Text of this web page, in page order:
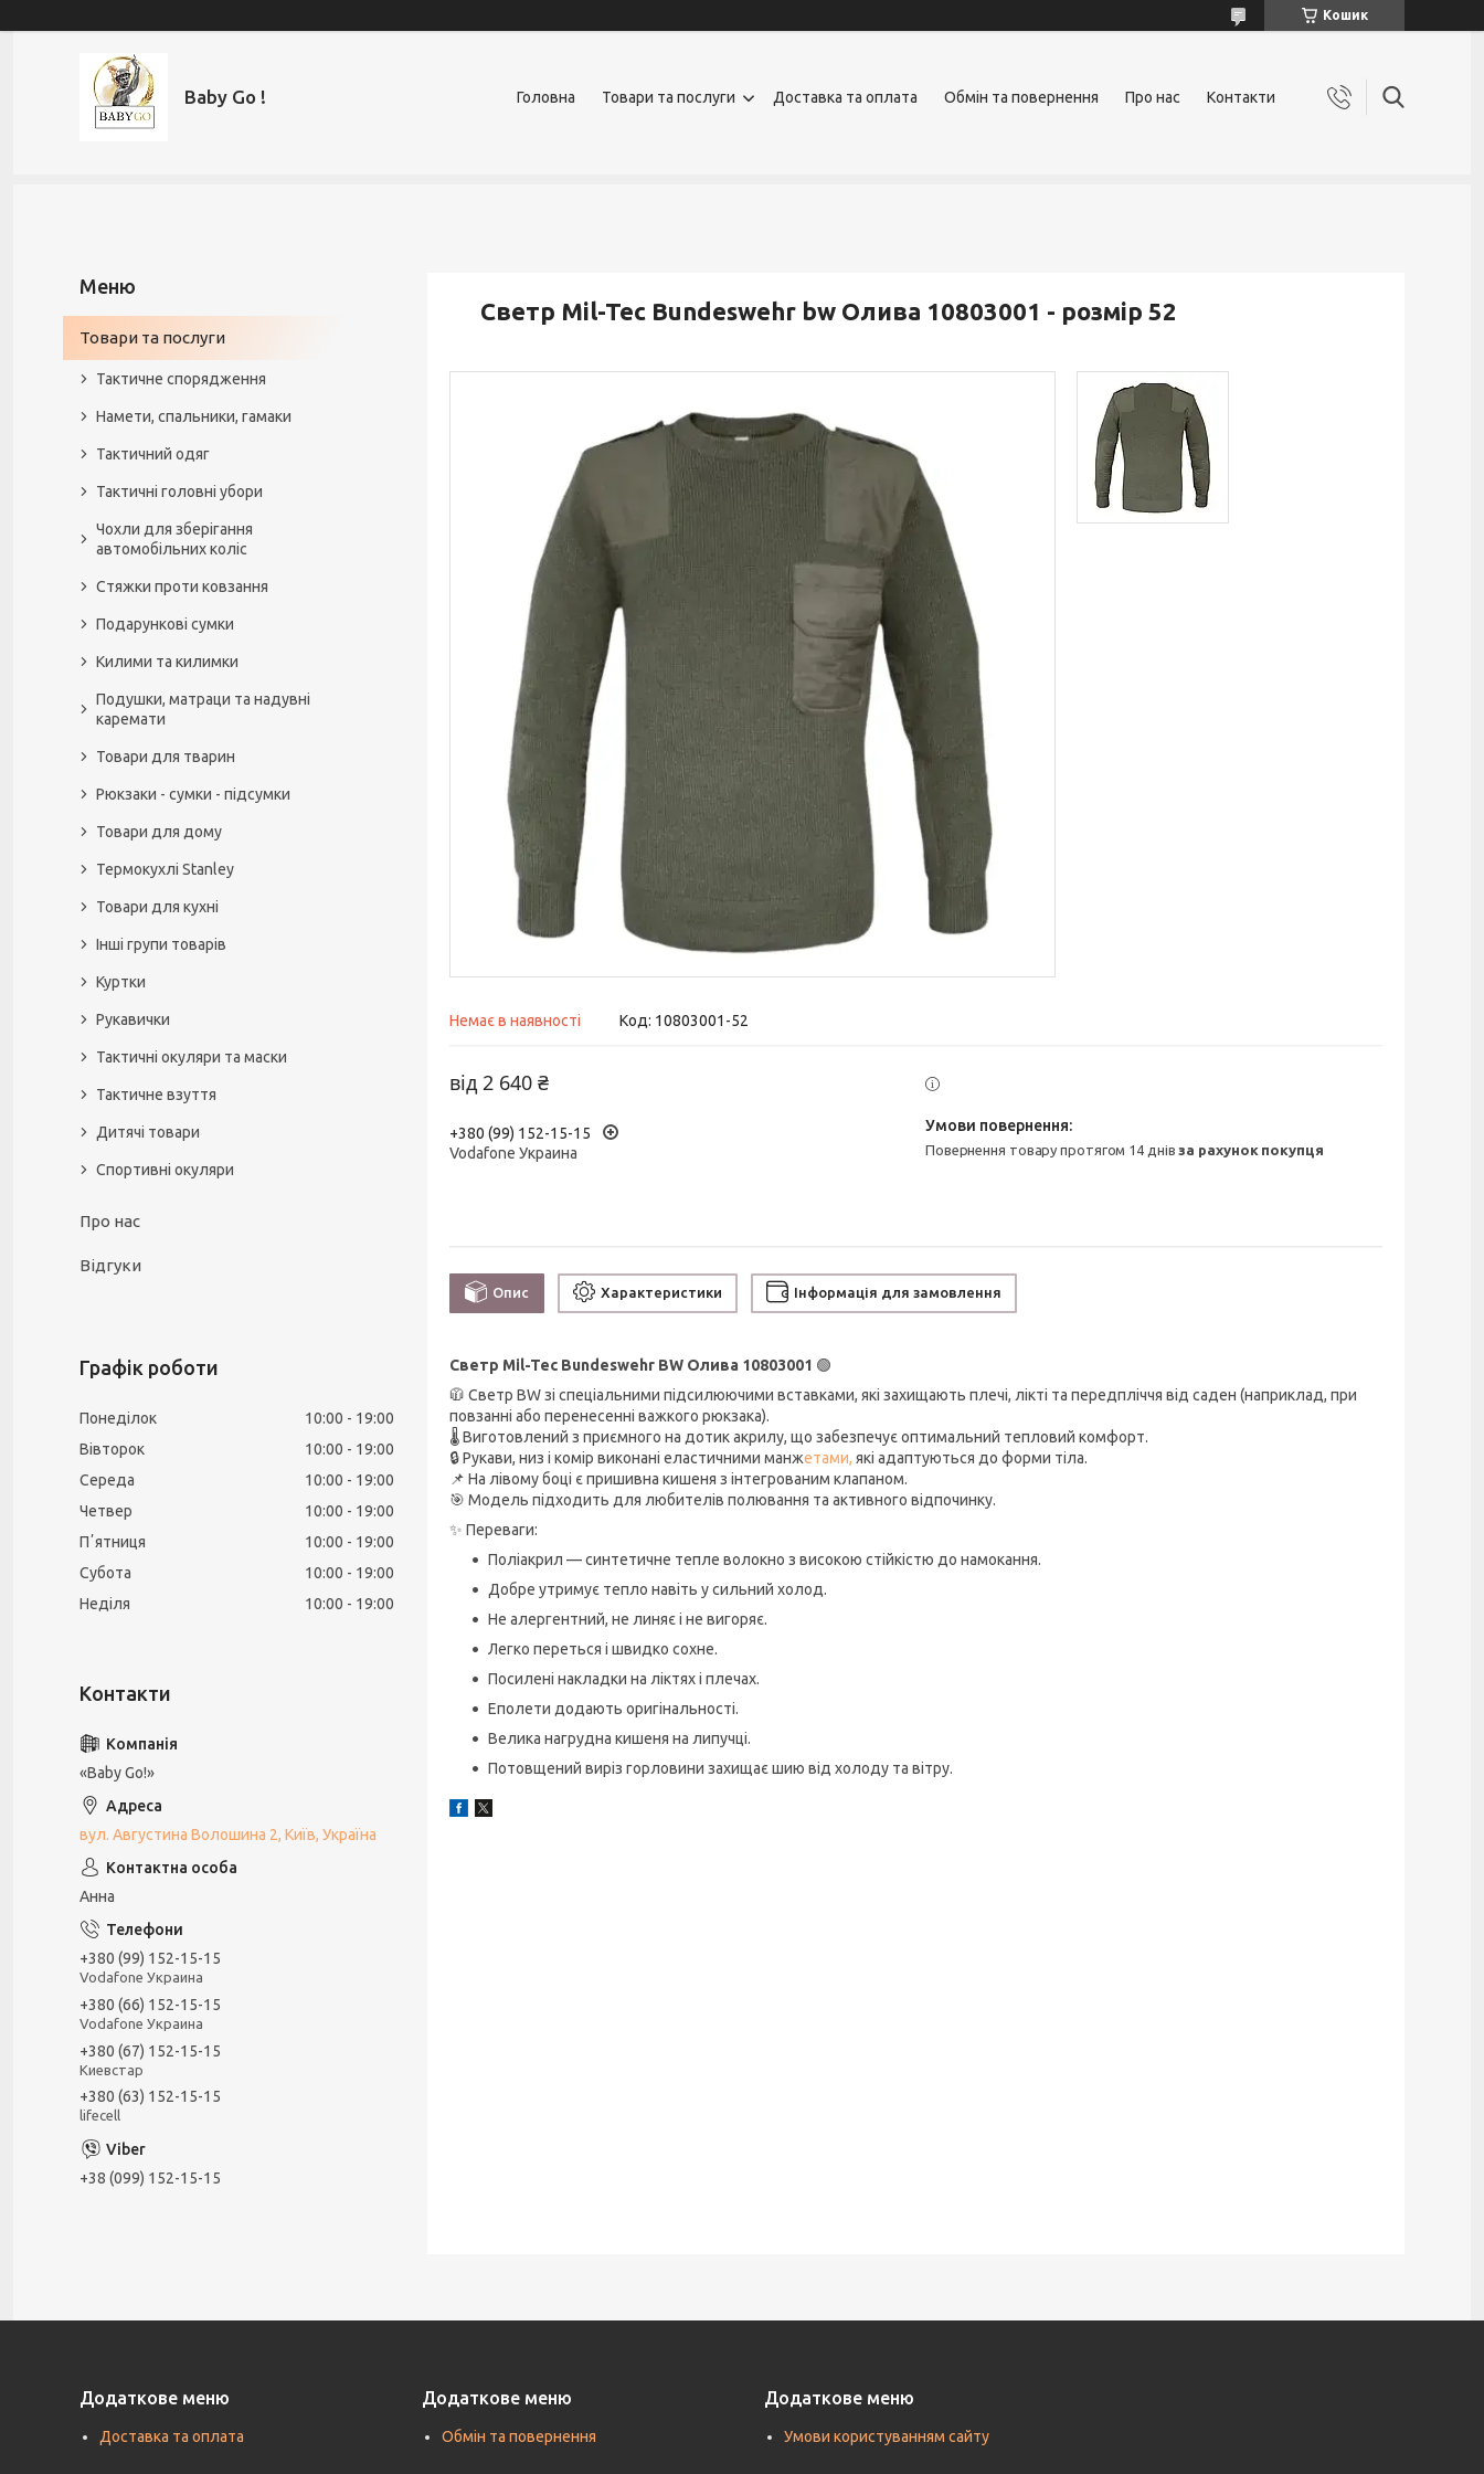
Кошик
Baby Go ! Головна Товари та послуги Доставка та оплата Обмін та повернення Про нас Контакти
Светр Mil-Tec Bundeswehr bw Олива 10803001 - розмір 52
Немає в наявності Код: 10803001-52
від 2 640 ₴
+380 (99) 152-15-15
Vodafone Украина
повернення товару протягом 14 днівза рахунок покупця
Опис Характеристики Інформація для замовлення
Светр Mil-Tec Bundeswehr BW Олива 10803001 🟢
🧥 Светр BW зі спеціальними підсилюючими вставками, які захищають плечі, лікті та передпліччя від саден (наприклад, при
повзанні або перенесенні важкого рюкзака).
🌡️ Виготовлений з приємного на дотик акрилу, що забезпечує оптимальний тепловий комфорт.
🔒 Рукави, низ і комір виконані еластичними манжетами, які адаптуються до форми тіла.
📌 На лівому боці є пришивна кишеня з інтегрованим клапаном.
🎯 Модель підходить для любителів полювання та активного відпочинку.
✨ Переваги:
Поліакрил — синтетичне тепле волокно з високою стійкістю до намокання.
Добре утримує тепло навіть у сильний холод.
Не алергентний, не линяє і не вигоряє.
Легко переться і швидко сохне.
Посилені накладки на ліктях і плечах.
Еполети додають оригінальності.
Велика нагрудна кишеня на липучці.
Потовщений виріз горловини захищає шию від холоду та вітру.
Товари та послуги
Тактичне спорядження
Намети, спальники, гамаки
Тактичний одяг
Тактичні головні убори
Чохли для зберігання
автомобільних коліс
Стяжки проти ковзання
Подарункові сумки
Килими та килимки
Подушки, матраци та надувні
каремати
Товари для тварин
Рюкзаки - сумки - підсумки
Товари для дому
Термокухлі Stanley
Товари для кухні
Інші групи товарів
Куртки
Рукавички
Тактичні окуляри та маски
Тактичне взуття
Дитячі товари
Спортивні окуляри
Про нас
Відгуки
Графік роботи
Понеділок 10:00
19:00
Вівторок
10:00
19:00
Середа
10:00
19:00
Четвер
10:00
19:00
Пʼятниця
10:00
19:00
Субота
10:00
19:00
Неділя
10:00 19:00
«Baby Go!»
вул. Августина Волошина 2, Київ, Україна
Анна
+380 (99) 152-15-15
Vodafone Украина
+380 (66) 152-15-15
Vodafone Украина
+380 (67) 152-15-15
Киевстар
+380 (63) 152-15-15
lifecell
+38 (099) 152-15-15
Додаткове меню
Доставка та оплата
Додаткове меню
Обмін та повернення
Додаткове меню
Умови користуванням сайту